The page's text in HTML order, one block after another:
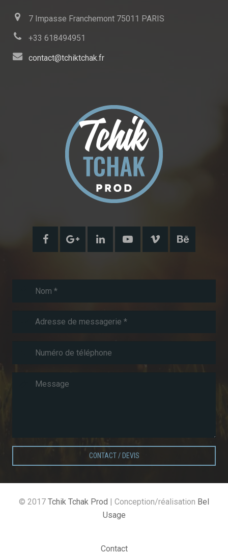
7 Impasse Franchemont 75011 PARIS
+33 618494951
contact@tchiktchak.fr
CONTACT / DEVIS
© 2017 Tchik Tchak Prod | Conception/réalisation Bel
Usage
Contact